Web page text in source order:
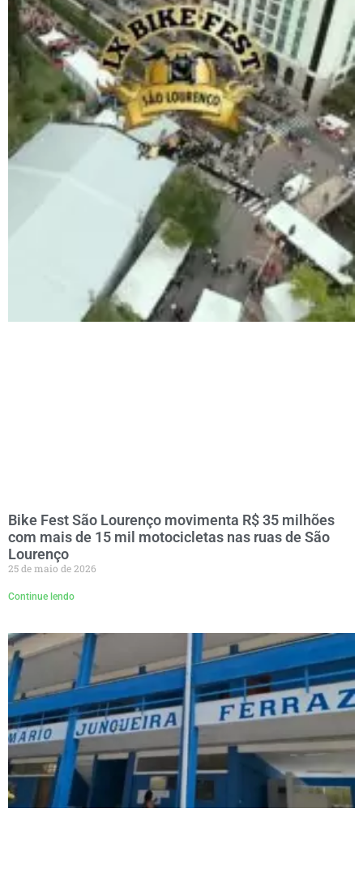
Bike Fest São Lourenço movimenta R$ 35 milhões
com mais de 15 mil motocicletas nas ruas de São
Lourenço
25 de maio de 2026
Continue lendo